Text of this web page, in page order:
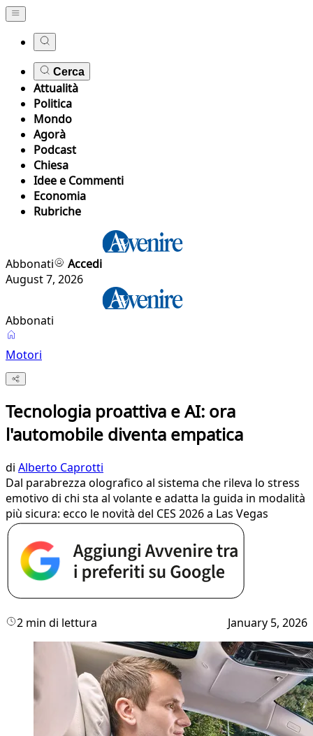
Cerca
Attualità
Politica
Mondo
Agorà
Podcast
Chiesa
Idee e Commenti
Economia
Rubriche
Abbonati
Accedi
August 7, 2026
Abbonati
Motori
Tecnologia proattiva e AI: ora
l'automobile diventa empatica
di Alberto Caprotti
Dal parabrezza olografico al sistema che rileva lo stress
emotivo di chi sta al volante e adatta la guida in modalità
più sicura: ecco le novità del CES 2026 a Las Vegas
2 min di lettura January 5, 2026